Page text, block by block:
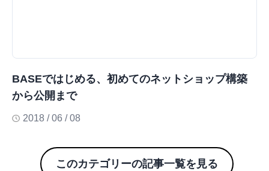
BASEではじめる、初めてのネットショップ構築
から公開まで
2018 / 06 / 08
このカテゴリーの記事一覧を見る